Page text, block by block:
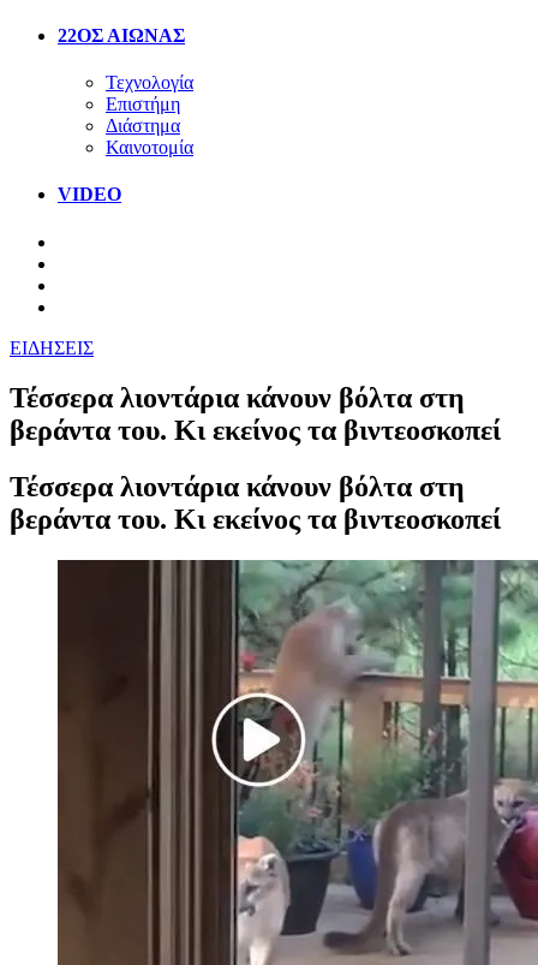
22ΟΣ ΑΙΩΝΑΣ
Τεχνολογία
Επιστήμη
Διάστημα
Καινοτομία
VIDEO
ΕΙΔΗΣΕΙΣ
Τέσσερα λιοντάρια κάνουν βόλτα στη
βεράντα του. Κι εκείνος τα βιντεοσκοπεί
Τέσσερα λιοντάρια κάνουν βόλτα στη
βεράντα του. Κι εκείνος τα βιντεοσκοπεί